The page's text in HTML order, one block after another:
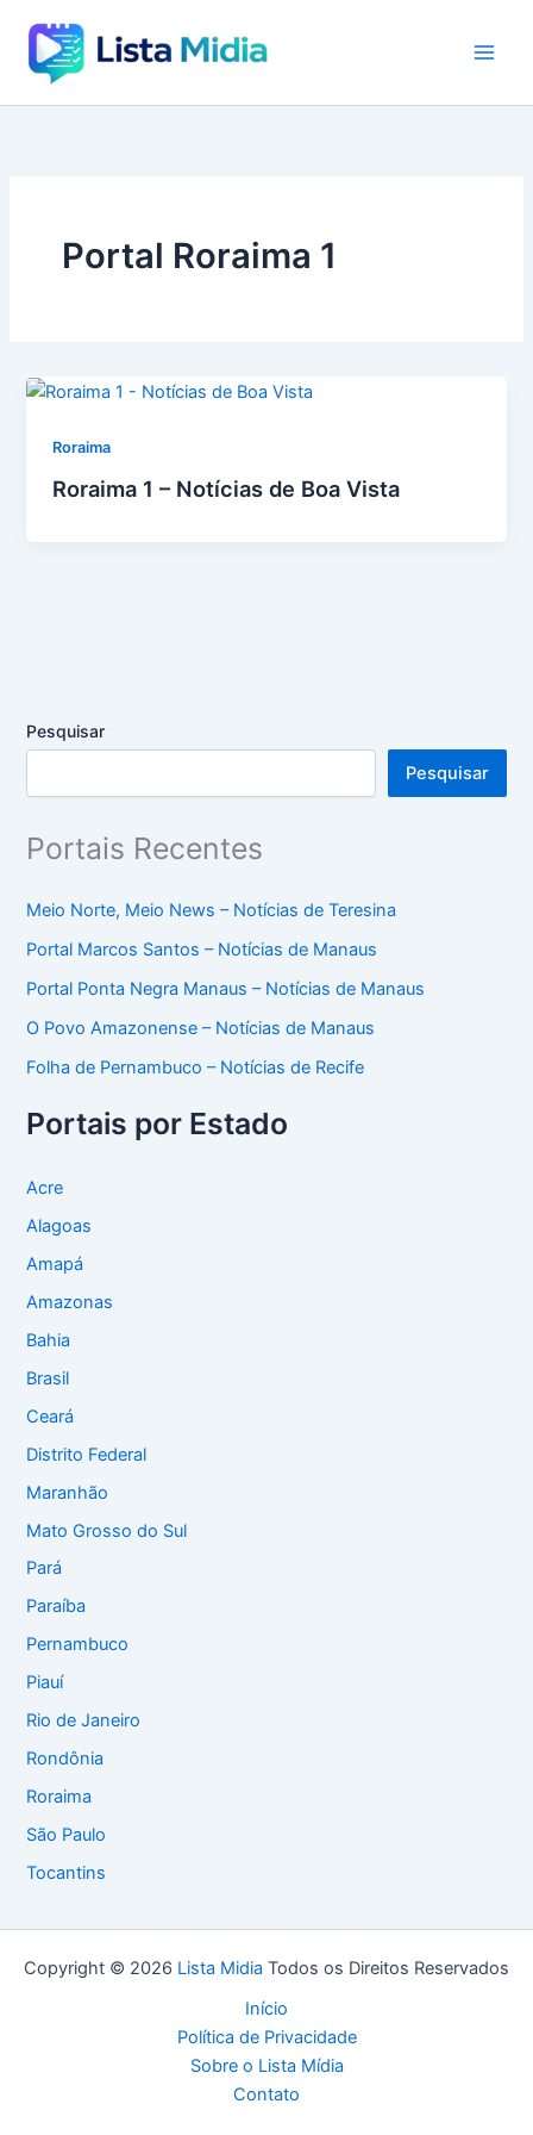
para
Portal Roraima 1
Roraima
Roraima 1 – Notícias de Boa Vista
Pesquisar
Pesquisar
Portais Recentes
Meio Norte, Meio News – Notícias de Teresina
Portal Marcos Santos – Notícias de Manaus
Portal Ponta Negra Manaus – Notícias de Manaus
O Povo Amazonense – Notícias de Manaus
Folha de Pernambuco – Notícias de Recife
Portais por Estado
Acre
Alagoas
Amapá
Amazonas
Bahia
Brasil
Ceará
Distrito Federal
Maranhão
Mato Grosso do Sul
Pará
Paraíba
Pernambuco
Piauí
Rio de Janeiro
Rondônia
Roraima
São Paulo
Tocantins
Copyright © 2026 Lista Midia Todos os Direitos Reservados
Início
Política de Privacidade
Sobre o Lista Mídia
Contato